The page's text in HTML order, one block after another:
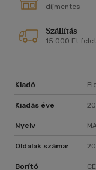
díjmentes
Szállítás
15 000 Ft
Kiadó
Kiadás éve
Nyelv
Oldalak száma:
Borító